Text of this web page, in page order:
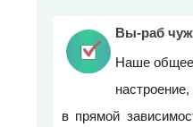
Вы-раб
Наше общее
в прямой